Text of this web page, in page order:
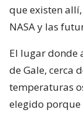
que existen
NASA y las
El lugar donde
de Gale, cerca
temperaturas
elegido porque